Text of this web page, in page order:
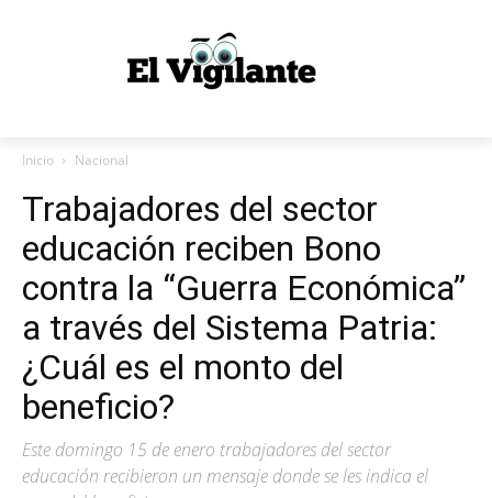
Inicio Nacional
Trabajadores del sector
educación reciben Bono
contra la “Guerra Económica”
a través del Sistema Patria:
¿Cuál es el monto del
beneficio?
Este domingo 15 de enero trabajadores del sector
educación recibieron un mensaje donde se les indica el